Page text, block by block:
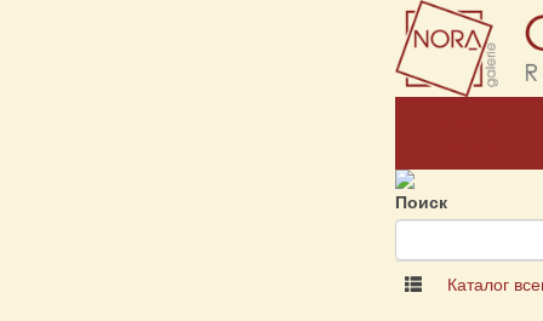
Поиск
Каталог